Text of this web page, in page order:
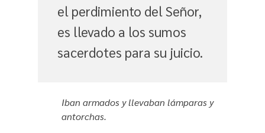
el perdimiento del Señor,
es llevado a los sumos
sacerdotes para su juicio.
Iban armados y llevaban lámparas y
antorchas.